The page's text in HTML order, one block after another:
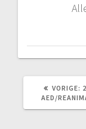
VORIGE:
AED/